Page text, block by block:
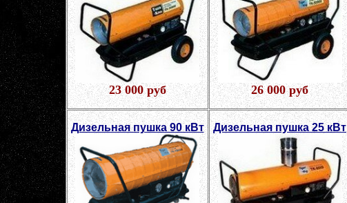
23 000 руб 26 000 руб
Дизельная пушка 90 кВт Дизельная пушка 25 кВт